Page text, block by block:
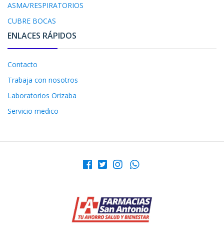
ASMA/RESPIRATORIOS
CUBRE BOCAS
ENLACES RÁPIDOS
Contacto
Trabaja con nosotros
Laboratorios Orizaba
Servicio medico